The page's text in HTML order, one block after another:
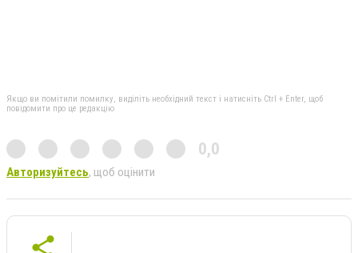
Якщо ви помітили помилку, виділіть необхідний текст і натисніть Ctrl + Enter, щоб
повідомити про це редакцію
0,0
Авторизуйтесь, щоб оцінити